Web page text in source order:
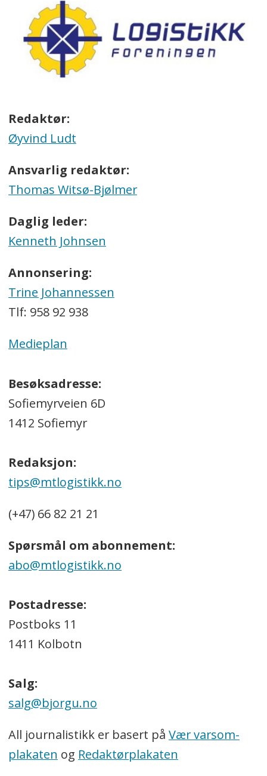
Redaktør:
Øyvind Ludt
Ansvarlig redaktør:
Thomas Witsø-Bjølmer
Daglig leder:
Kenneth Johnsen
Annonsering:
Trine Johannessen
Tlf: 958 92 938
Medieplan
Besøksadresse:
Sofiemyrveien 6D
1412 Sofiemyr
Redaksjon:
tips@mtlogistikk.no
(+47) 66 82 21 21
Spørsmål om abonnement:
abo@mtlogistikk.no
Postadresse:
Postboks 11
1411 Kolbotn
Salg:
salg@bjorgu.no
All journalistikk er basert på Vær varsom-
plakaten og Redaktørplakaten